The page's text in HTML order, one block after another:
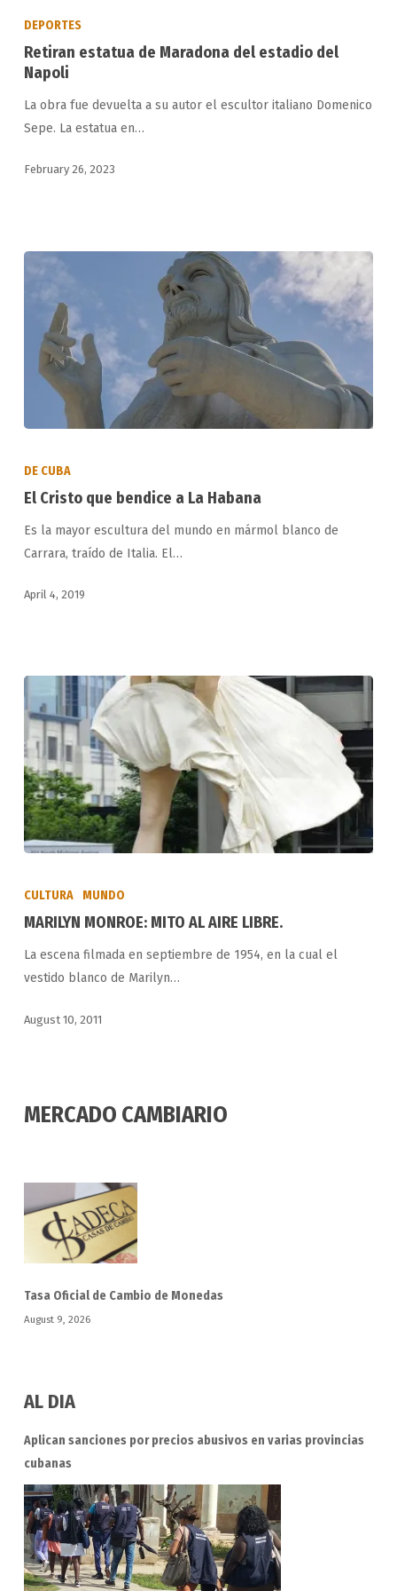
Maradona
estadio
del
DEPORTES
Retiran estatua de Maradona del estadio del
Napoli
La obra fue devuelta a su autor el escultor italiano Domenico
Sepe. La estatua en…
February 26, 2023
bendice
a
La
DE CUBA
El Cristo que bendice a La Habana
Es la mayor escultura del mundo en mármol blanco de
Carrara, traído de Italia. El…
April 4, 2019
AL
AIRE
LIBRE.
CULTURA MUNDO
MARILYN MONROE: MITO AL AIRE LIBRE.
La escena filmada en septiembre de 1954, en la cual el
vestido blanco de Marilyn…
August 10, 2011
MERCADO CAMBIARIO
Tasa Oficial de Cambio de Monedas
August 9, 2026
AL DIA
Aplican sanciones por precios abusivos en varias provincias
cubanas